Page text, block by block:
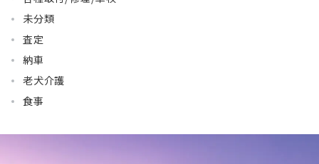
未分類
査定
納車
老犬介護
食事